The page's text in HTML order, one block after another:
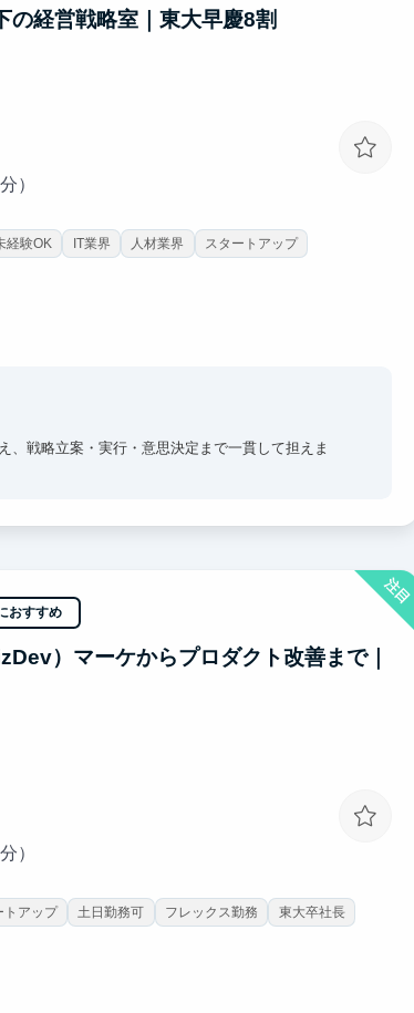
業へ内定しています。
経営戦略室｜東大早慶8割
）
経験OK IT業界 人材業界
スタートアップ
、戦略立案・実行・意思決定まで一貫して担えま
座が高まる刺激を受けることができます。過去、
内定しています。
注目
おすすめ
）マーケからプロダクト改善まで｜
）
トアップ 土日勤務可 フレックス勤務
東大卒社長